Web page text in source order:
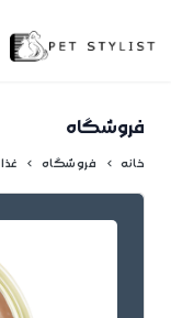
فروشگاه
خانه فروشگاه غذا